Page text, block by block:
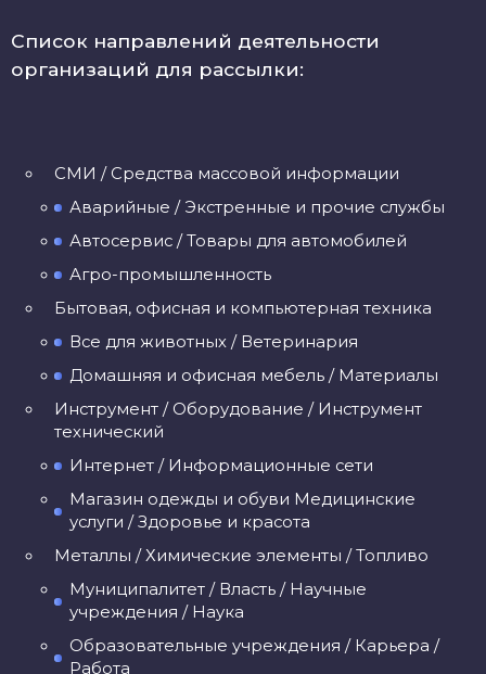
Список направлений деятельности
организаций для рассылки:
CМИ / Средства массовой информации
Аварийные / Экстренные и прочие службы
Автосервис / Товары для автомобилей
Агро-промышленность
Бытовая, офисная и компьютерная техника
Все для животных / Ветеринария
Домашняя и офисная мебель / Материалы
Инструмент / Оборудование / Инструмент
технический
Интернет / Информационные сети
Магазин одежды и обуви Медицинские
услуги / Здоровье и красота
Металлы / Химические элементы / Топливо
Муниципалитет / Власть / Научные
учреждения / Наука
Образовательные учреждения / Карьера /
Работа